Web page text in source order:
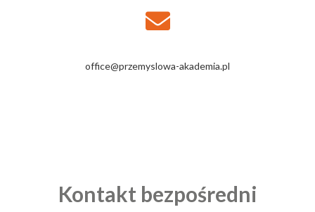
office@przemyslowa-akademia.pl
Kontakt bezpośredni